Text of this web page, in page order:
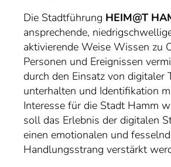
Die Stadtführung HEIM@T
ansprechende,
aktivierende Weise Wissen zu
Personen und Ereignissen
durch den Einsatz von digitaler
unterhalten und Identifikation
Interesse für die Stadt Hamm
soll das Erlebnis der digitalen
einen emotionalen und
Handlungsstrang verstärkt